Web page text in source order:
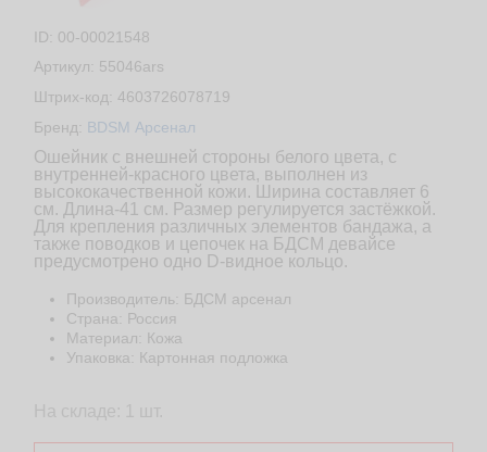
ID: 00-00021548
Артикул: 55046ars
Штрих-код: 4603726078719
Бренд:
BDSM Арсенал
Ошейник с внешней стороны белого цвета, с
внутренней-красного цвета, выполнен из
высококачественной кожи. Ширина составляет 6
см. Длина-41 см. Размер регулируется застёжкой.
Для крепления различных элементов бандажа, а
также поводков и цепочек на БДСМ девайсе
предусмотрено одно D-видное кольцо.
Производитель: БДСМ арсенал
Страна: Россия
Материал: Кожа
Упаковка: Картонная подложка